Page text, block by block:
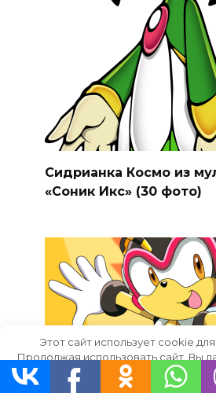
Сидрианка Космо из
«Соник Икс» (30 фото)
Этот сайт использует cookie
Продолжая использовать сайт, Вы
работу с этими